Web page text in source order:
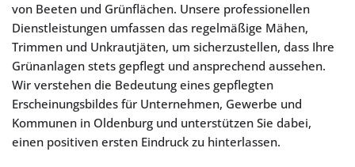
von Beeten und Grünflächen. Unsere professionellen
Dienstleistungen umfassen das regelmäßige Mähen,
Trimmen und Unkrautjäten, um sicherzustellen, dass Ihre
Grünanlagen stets gepflegt und ansprechend aussehen.
Wir verstehen die Bedeutung eines gepflegten
Erscheinungsbildes für Unternehmen, Gewerbe und
Kommunen in Oldenburg und unterstützen Sie dabei,
einen positiven ersten Eindruck zu hinterlassen.